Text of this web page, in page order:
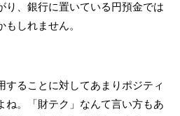
り、銀行に置いている円預金では
しれません。
することに対してあまりポジティ
ね。「財テク」なんて言い方もあ